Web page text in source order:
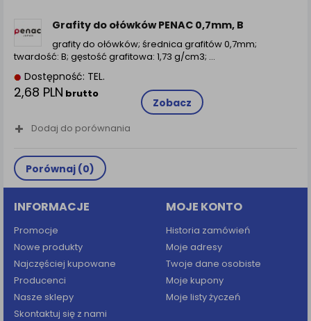
Grafity do ołówków PENAC 0,7mm, B
grafity do ołówków; średnica grafitów 0,7mm;
twardość: B; gęstość grafitowa: 1,73 g/cm3; ...
Dostępność: TEL.
2,68 PLN brutto
Zobacz
Dodaj do porównania
Porównaj (0)
INFORMACJE
Promocje
Nowe produkty
Najczęściej kupowane
Producenci
Nasze sklepy
Skontaktuj się z nami
MOJE KONTO
Historia zamówień
Moje adresy
Twoje dane osobiste
Moje kupony
Moje listy życzeń